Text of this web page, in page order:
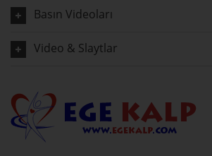
Basın Videoları
Video & Slaytlar